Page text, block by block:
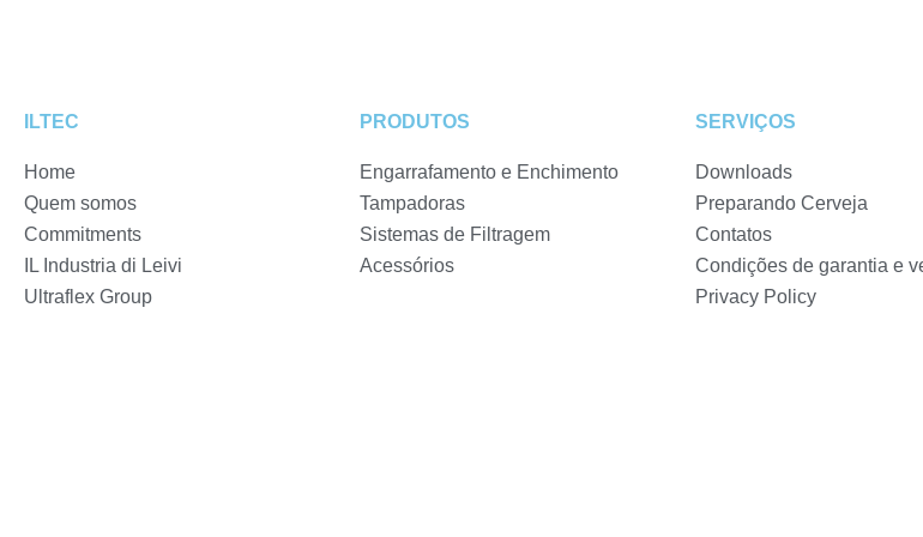
ILTEC
Home
Quem somos
Commitments
IL Industria di Leivi
Ultraflex Group
PRODUTOS
Engarrafamento e Enchimento
Tampadoras
Sistemas de Filtragem
Acessórios
SERVIÇOS
Downloads
Preparando Cerveja
Contatos
Condições de garantia e
Privacy Policy